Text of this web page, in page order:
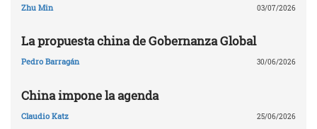
Zhu Min 03/07/2026
La propuesta china de Gobernanza Global
Pedro Barragán 30/06/2026
China impone la agenda
Claudio Katz 25/06/2026